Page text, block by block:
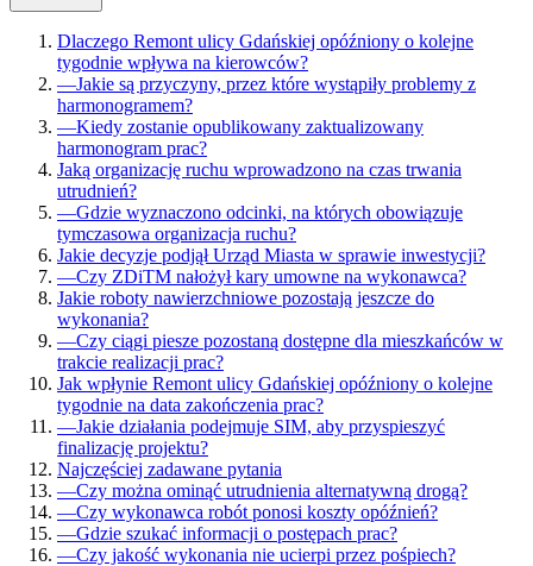
Dlaczego Remont ulicy Gdańskiej opóźniony o kolejne
tygodnie wpływa na kierowców?
—Jakie są przyczyny, przez które wystąpiły problemy z
harmonogramem?
—Kiedy zostanie opublikowany zaktualizowany
harmonogram prac?
Jaką organizację ruchu wprowadzono na czas trwania
utrudnień?
—Gdzie wyznaczono odcinki, na których obowiązuje
tymczasowa organizacja ruchu?
Jakie decyzje podjął Urząd Miasta w sprawie inwestycji?
—Czy ZDiTM nałożył kary umowne na wykonawca?
Jakie roboty nawierzchniowe pozostają jeszcze do
wykonania?
—Czy ciągi piesze pozostaną dostępne dla mieszkańców w
trakcie realizacji prac?
Jak wpłynie Remont ulicy Gdańskiej opóźniony o kolejne
tygodnie na data zakończenia prac?
—Jakie działania podejmuje SIM, aby przyspieszyć
finalizację projektu?
Najczęściej zadawane pytania
—Czy można ominąć utrudnienia alternatywną drogą?
—Czy wykonawca robót ponosi koszty opóźnień?
—Gdzie szukać informacji o postępach prac?
—Czy jakość wykonania nie ucierpi przez pośpiech?